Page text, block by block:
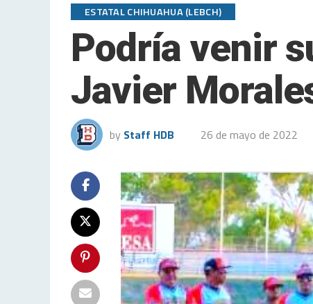
ESTATAL CHIHUAHUA (LEBCH)
Podría venir
Javier
by Staff HDB 26 de mayo de 2022